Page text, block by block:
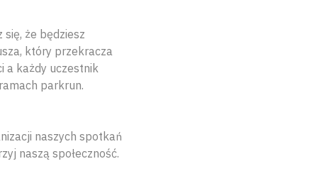
że będziesz
który przekracza
a każdy uczestnik
parkrun.
naszych spotkań
naszą społeczność.